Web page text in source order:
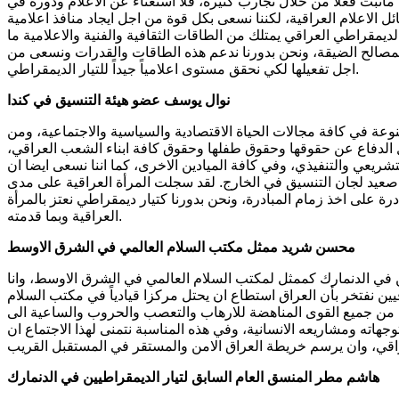
العراقية، لكننا نسعى بكل قوة من اجل ايجاد منافذ اعلامية
العراقي يمتلك من الطاقات الثقافية والفنية والاعلامية ما
الضيقة، ونحن بدورنا ندعم هذه الطاقات والقدرات ونسعى من
اجل تفعيلها لكي نحقق مستوى اعلامياً جيداً للتيار الديمقراطي.
نوال يوسف عضو هيئة التنسيق في كندا
في كافة مجالات الحياة الاقتصادية والسياسية والاجتماعية، ومن
عن حقوقها وحقوق طفلها وحقوق كافة ابناء الشعب العراقي،
والتنفيذي، وفي كافة الميادين الاخرى، كما اننا نسعى ايضا ان
لجان التنسيق في الخارج. لقد سجلت المرأة العراقية على مدى
على اخذ زمام المبادرة، ونحن بدورنا كتيار ديمقراطي نعتز بالمرأة
العراقية وبما قدمته.
محسن شريد ممثل مكتب السلام العالمي في الشرق الاوسط
في الدنمارك كممثل لمكتب السلام العالمي في الشرق الاوسط، وانا
نفتخر بأن العراق استطاع ان يحتل مركزا قيادياً في مكتب السلام
من جميع القوى المناهضة للارهاب والتعصب والحروب والساعية الى
ومشاريعه الانسانية، وفي هذه المناسبة نتمنى لهذا الاجتماع ان
هاشم مطر المنسق العام السابق لتيار الديمقراطيين في الدنمارك